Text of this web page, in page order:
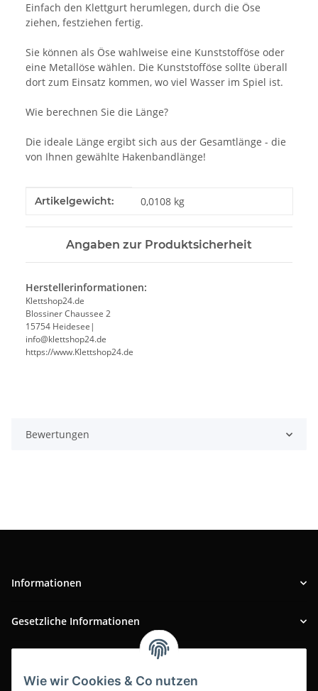
Wie wir Cookies & Co nutzen
Einfach den Klettgurt herumlegen, durch die Öse
ziehen, festziehen fertig.
Sie können als Öse wahlweise eine Kunststofföse oder
eine Metallöse wählen. Die Kunststofföse sollte überall
dort zum Einsatz kommen, wo viel Wasser im Spiel ist.
Wie berechnen Sie die Länge?
Die ideale Länge ergibt sich aus der Gesamtlänge - die
von Ihnen gewählte Hakenbandlänge!
Produkteigenschaft
Wert
Artikelgewicht: 0,0108 kg
Angaben zur Produktsicherheit
Herstellerinformationen:
Klettshop24.de
Blossiner Chaussee 2
15754 Heidesee|
info@klettshop24.de
https://www.Klettshop24.de
Bewertungen
Informationen
Gesetzliche Informationen